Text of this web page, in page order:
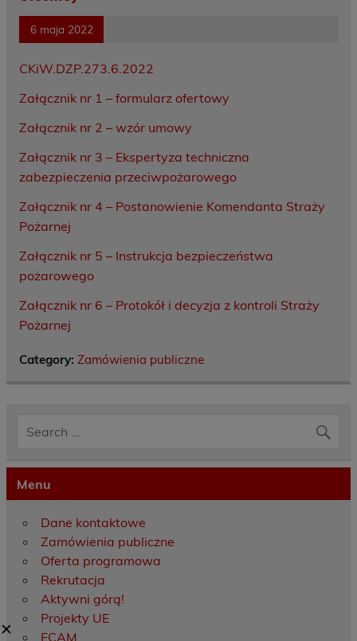
6 maja 2022
CKiW.DZP.273.6.2022
Załącznik nr 1 – formularz ofertowy
Załącznik nr 2 – wzór umowy
Załącznik nr 3 – Ekspertyza techniczna
zabezpieczenia przeciwpożarowego
Załącznik nr 4 – Postanowienie Komendanta Straży
Pożarnej
Załącznik nr 5 – Instrukcja bezpieczeństwa
pożarowego
Załącznik nr 6 – Protokół i decyzja z kontroli Straży
Pożarnej
Category: Zamówienia publiczne
Menu
Dane kontaktowe
Zamówienia publiczne
Oferta programowa
Rekrutacja
Aktywni górą!
Projekty UE
ECAM
✕